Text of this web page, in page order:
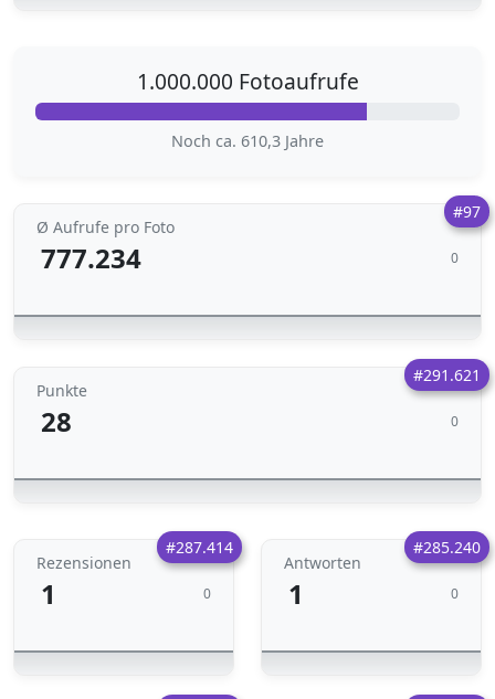
1.000.000 Fotoaufrufe
Noch ca. 610,3 Jahre
#97
Ø Aufrufe pro Foto
777.234 0
#291.621
Punkte
28 0
#287.414
Rezensionen
1 0
#285.240
Antworten
1 0